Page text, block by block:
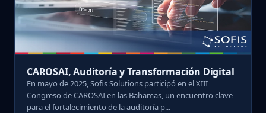
CAROSAI, Auditoría y Transformación Digital
En mayo de 2025, Sofis Solutions participó en el XIII
Congreso de CAROSAI en las Bahamas, un encuentro clave
para el fortalecimiento de la auditoría p...